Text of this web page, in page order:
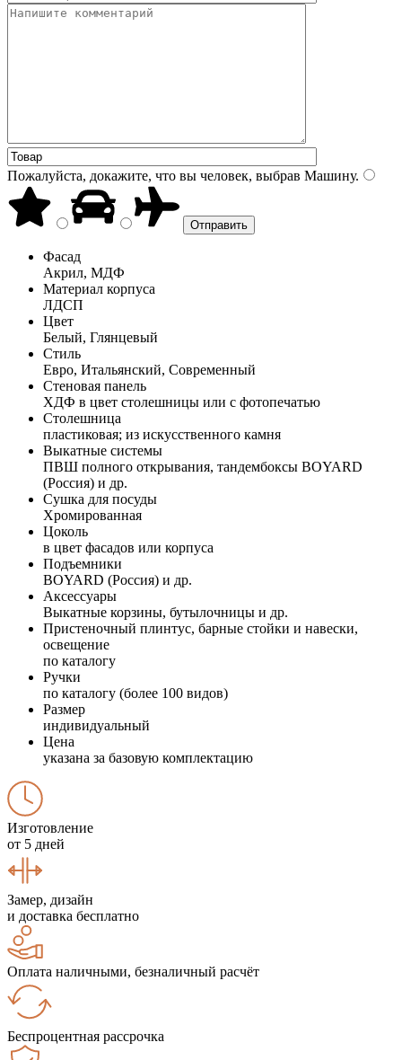
Пожалуйста, докажите, что вы человек, выбрав Машину.
Фасад
Акрил, МДФ
Материал корпуса
ЛДСП
Цвет
Белый, Глянцевый
Стиль
Евро, Итальянский, Современный
Стеновая панель
ХДФ в цвет столешницы или с фотопечатью
Столешница
пластиковая; из искусственного камня
Выкатные системы
ПВШ полного открывания, тандембоксы BOYARD
(Россия) и др.
Сушка для посуды
Хромированная
Цоколь
в цвет фасадов или корпуса
Подъемники
BOYARD (Россия) и др.
Аксессуары
Выкатные корзины, бутылочницы и др.
Пристеночный плинтус, барные стойки и навески,
освещение
по каталогу
Ручки
по каталогу (более 100 видов)
Размер
индивидуальный
Цена
указана за базовую комплектацию
Изготовление
от 5 дней
Замер, дизайн
и доставка бесплатно
Оплата наличными, безналичный расчёт
Беспроцентная рассрочка